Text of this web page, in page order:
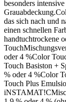
besonders
das sich nach und
einen schnellen
handtuchtrockene
oder 4 %Color
Touch Basiston +
% oder 4 %Color
Touch Plus